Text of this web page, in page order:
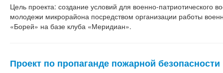
Цель проекта: создание условий для военно-патриотического
молодежи микрорайона посредством организации работы
«Борей» на базе клуба «Меридиан».
Проект по пропаганде пожарной